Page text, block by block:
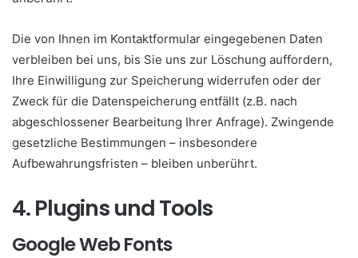
Die von Ihnen im Kontaktformular eingegebenen Daten
verbleiben bei uns, bis Sie uns zur Löschung auffordern,
Ihre Einwilligung zur Speicherung widerrufen oder der
Zweck für die Datenspeicherung entfällt (z.B. nach
abgeschlossener Bearbeitung Ihrer Anfrage). Zwingende
gesetzliche Bestimmungen – insbesondere
Aufbewahrungsfristen – bleiben unberührt.
4. Plugins und Tools
Google Web Fonts